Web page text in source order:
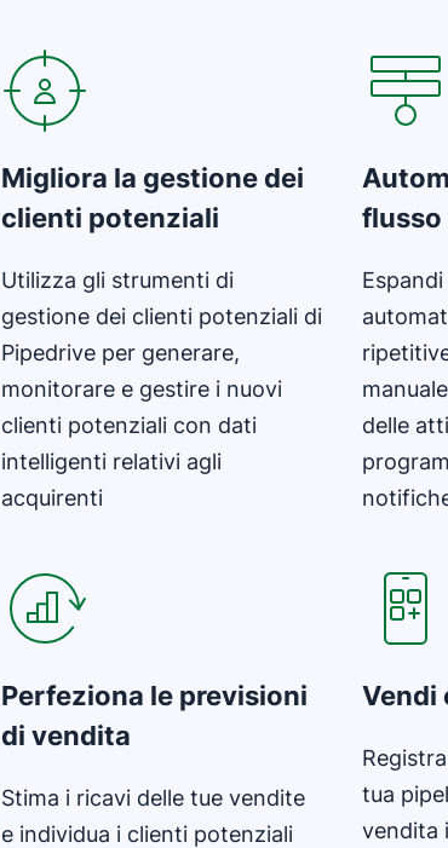
Migliora la gestione dei
clienti potenziali
Utilizza gli strumenti di
gestione dei clienti potenziali di
Pipedrive per generare,
monitorare e gestire i nuovi
clienti potenziali con dati
intelligenti relativi agli
acquirenti
flusso
delle
Perfeziona le previsioni
di vendita
Stima i ricavi delle tue vendite
e individua i clienti potenziali
Vendi
tua
vendita